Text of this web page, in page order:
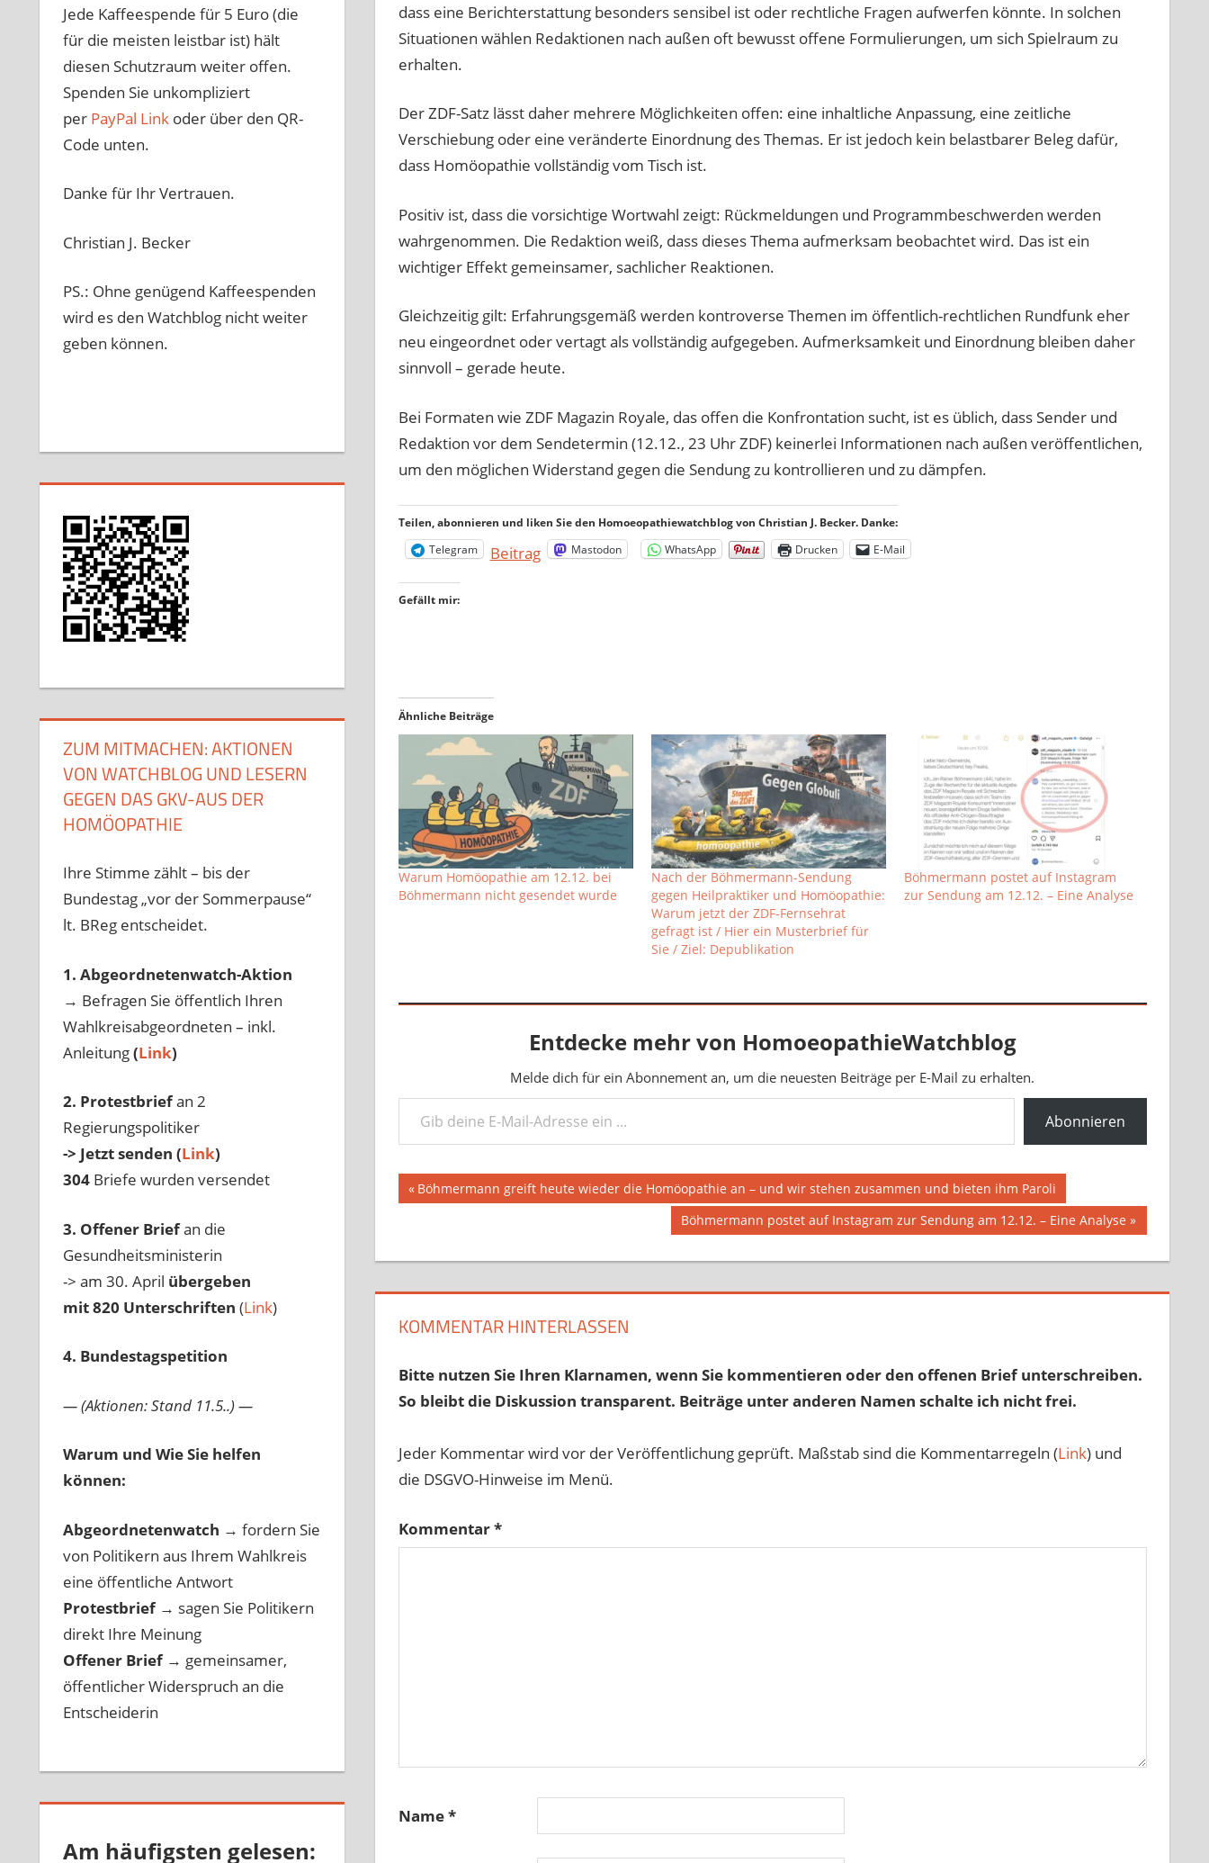
dass eine Berichterstattung besonders sensibel ist oder rechtliche Fragen aufwerfen könnte. In solchen
Situationen wählen Redaktionen nach außen oft bewusst offene Formulierungen, um sich Spielraum zu
erhalten.
Der ZDF-Satz lässt daher mehrere Möglichkeiten offen: eine inhaltliche Anpassung, eine zeitliche
Verschiebung oder eine veränderte Einordnung des Themas. Er ist jedoch kein belastbarer Beleg dafür,
dass Homöopathie vollständig vom Tisch ist.
Positiv ist, dass die vorsichtige Wortwahl zeigt: Rückmeldungen und Programmbeschwerden werden
wahrgenommen. Die Redaktion weiß, dass dieses Thema aufmerksam beobachtet wird. Das ist ein
wichtiger Effekt gemeinsamer, sachlicher Reaktionen.
Gleichzeitig gilt: Erfahrungsgemäß werden kontroverse Themen im öffentlich-rechtlichen Rundfunk eher
neu eingeordnet oder vertagt als vollständig aufgegeben. Aufmerksamkeit und Einordnung bleiben daher
sinnvoll – gerade heute.
Bei Formaten wie ZDF Magazin Royale, das offen die Konfrontation sucht, ist es üblich, dass Sender und
Redaktion vor dem Sendetermin (12.12., 23 Uhr ZDF) keinerlei Informationen nach außen veröffentlichen,
um den möglichen Widerstand gegen die Sendung zu kontrollieren und zu dämpfen.
Teilen, abonnieren und liken Sie den Homoeopathiewatchblog von Christian J. Becker. Danke:
Telegram
Beitrag Mastodon WhatsApp Drucken E-Mail
Gefällt mir:
Ähnliche Beiträge
Warum Homöopathie am 12.12. bei
Böhmermann nicht gesendet wurde
Nach der Böhmermann-Sendung
gegen Heilpraktiker und Homöopathie:
Warum jetzt der ZDF-Fernsehrat
gefragt ist / Hier ein Musterbrief für
Sie / Ziel: Depublikation
Böhmermann postet auf Instagram
zur Sendung am 12.12. – Eine Analyse
Entdecke mehr von HomoeopathieWatchblog
Melde dich für ein Abonnement an, um die neuesten Beiträge per E-Mail zu erhalten.
Gib deine E-Mail-Adresse ein ...
Abonnieren
Beitragsnavigation
Vorheriger
Beitrag:
Böhmermann greift heute wieder die Homöopathie an – und wir stehen zusammen und bieten ihm Paroli
Nächster
Beitrag:
Böhmermann postet auf Instagram zur Sendung am 12.12. – Eine Analyse
KOMMENTAR HINTERLASSEN
Bitte nutzen Sie Ihren Klarnamen, wenn Sie kommentieren oder den offenen Brief unterschreiben.
So bleibt die Diskussion transparent. Beiträge unter anderen Namen schalte ich nicht frei.
Jeder Kommentar wird vor der Veröffentlichung geprüft. Maßstab sind die Kommentarregeln (Link) und
die DSGVO-Hinweise im Menü.
Kommentar*
Name*
Jede Kaffeespende für 5 Euro (die
für die meisten leistbar ist) hält
diesen Schutzraum weiter offen.
Spenden Sie unkompliziert
per PayPal Linkoder über den QR-
Code unten.
Danke für Ihr Vertrauen.
Christian J. Becker
PS.: Ohne genügend Kaffeespenden
wird es den Watchblog nicht weiter
geben können.
ZUM MITMACHEN: AKTIONEN
VON WATCHBLOG UND LESERN
GEGEN DAS GKV-AUS DER
HOMÖOPATHIE
Ihre Stimme zählt – bis der
Bundestag „vor der Sommerpause“
lt. BReg entscheidet.
1. Abgeordnetenwatch-Aktion
→ Befragen Sie öffentlich Ihren
Wahlkreisabgeordneten – inkl.
Anleitung(Link)
2. Protestbriefan 2
Regierungspolitiker
-> Jetzt senden (Link)
304Briefe wurden versendet
3. Offener Briefan die
Gesundheitsministerin
-> am 30. April übergeben
mit 820 Unterschriften (Link)
4. Bundestagspetition
— (Aktionen: Stand 11.5..) —
Warum und Wie Sie helfen
können:
Abgeordnetenwatch → fordern Sie
von Politikern aus Ihrem Wahlkreis
eine öffentliche Antwort
Protestbrief → sagen Sie Politikern
direkt Ihre Meinung
Offener Brief → gemeinsamer,
öffentlicher Widerspruch an die
Entscheiderin
Am häufigsten gelesen: